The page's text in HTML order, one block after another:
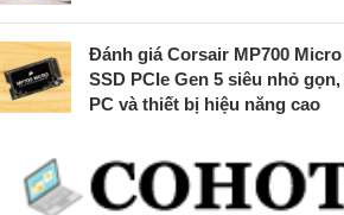
Đánh giá Corsair MP700
SSD PCIe Gen 5 siêu nhỏ
PC và thiết bị hiệu năng cao